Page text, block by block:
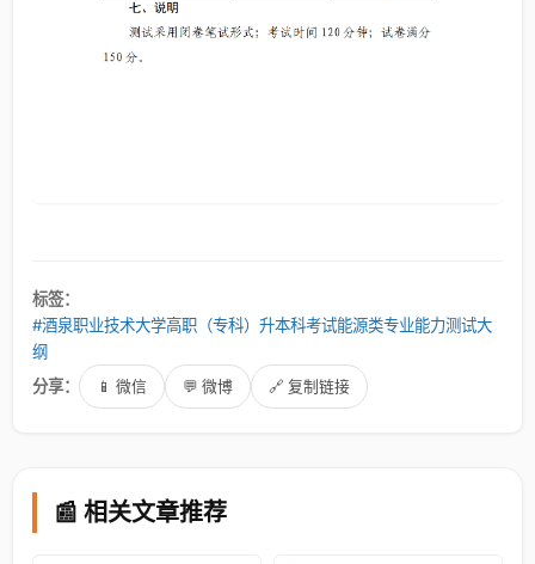
标签：
#酒泉职业技术大学高职（专科）升本科考试能源类专业能力测试大
纲
分享：
📱 微信 💬 微博 🔗 复制链接
📰 相关文章推荐